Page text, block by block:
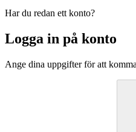
Har du redan ett konto?
Logga in på konto
Ange dina uppgifter för att